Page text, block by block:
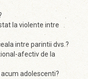
la violente intre
intre parintii dvs.?
afectiv de la
adolescenti?